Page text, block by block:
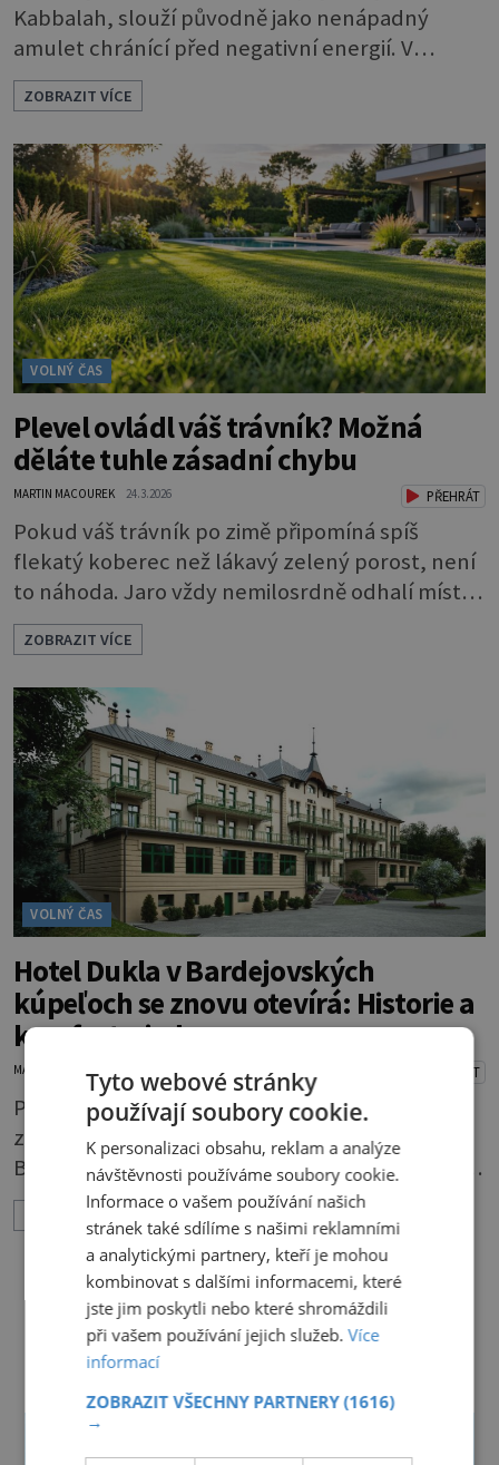
Kabbalah, slouží původně jako nenápadný
amulet chránící před negativní energií. V
současné šperkařské tvorbě se však tento
symbol posouvá na zcela novou úroveň. Značka
Aurino racionálně spojuje historický význam
červené šňůrky s trvalou hodnotou drahého
kovu, čímž vzniká elegantní a plnohodnotný
šperk vhodný pro každodenní nošení. Náramky
Kabbalah z
ZOBRAZIT VÍCE
VOLNÝ ČAS
Plevel ovládl váš trávník? Možná
děláte tuhle zásadní chybu
MARTIN MACOUREK 24.3.2026 PŘEHRÁT
Pokud váš trávník po zimě připomíná spíš
flekatý koberec než lákavý zelený porost, není
to náhoda. Jaro vždy nemilosrdně odhalí místa,
kde plevel využil náskok, který získal ještě před
začátkem sezóny. Dobrou zprávou je, že právě
teď máte šanci změnit pravidla hry. Když půda
volá o pomoc Důvod, proč se plevele na jaře
chovají životaschopněji než trávník, je
jednoduchý. Po měsících chladu a vlh
ZOBRAZIT VÍCE
VOLNÝ ČAS
Hotel Dukla v Bardejovských
kúpeľoch se znovu otevírá: Historie a
komfort v jednom
MARTIN MACOUREK PŘEHRÁT
Po rozsáhlé rekonstrukci se 2. dubna 2026
znovu otevírá historický Hotel Dukla v srdci
Bardejovských kúpeľů. Tento ikonický hotel s
více než stoletou historií spojuje lázeňskou
tradici, moderní komfort a jedinečnou
atmosféru, a slibuje nezapomenutelný zážitek
pro všechny návštěvníky. Historie, která
přetrvává Budova hotelu byla původně
postavena v roce 1895 jako hotel Széchenyi a
patří mezi
DALŠÍ ČLÁNKY Z RUBRIKY ›
Tyto webové stránky
používají soubory cookie.
K personalizaci obsahu, reklam a analýze
návštěvnosti používáme soubory cookie.
Informace o vašem používání našich
stránek také sdílíme s našimi reklamními
a analytickými partnery, kteří je mohou
kombinovat s dalšími informacemi, které
jste jim poskytli nebo které shromáždili
při vašem používání jejich služeb.Více
informací
ZOBRAZIT VŠECHNY PARTNERY(1616)
→